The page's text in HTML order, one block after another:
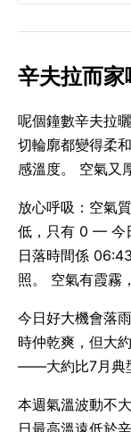
辛夫拉而家
呢個鐘數辛夫拉
切輪廓都變得柔
感溫度。 空氣又
放心呼吸：空氣
低，只有 0 — 今
日落時間係
照。 空氣有霞霧
今日好大機會落
時仲乾爽，但大
——大約比7月典
本週氣溫波動不
日最高溫遠低於